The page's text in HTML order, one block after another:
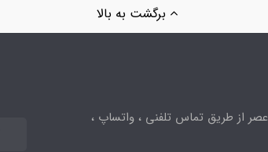
برگشت به بالا
ساعت پاسخگویی از 10صبح تا 6 عصر از طریق تماس تلفنی ، واتساپ ،